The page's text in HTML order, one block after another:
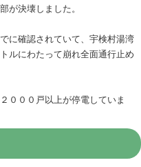
が決壊しました。
に確認されていて、宇検村湯湾
ルにわたって崩れ全面通行止め
０００戸以上が停電していま